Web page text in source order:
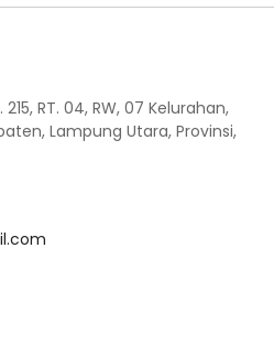
RT. 04, RW, 07 Kelurahan,
Lampung Utara, Provinsi,